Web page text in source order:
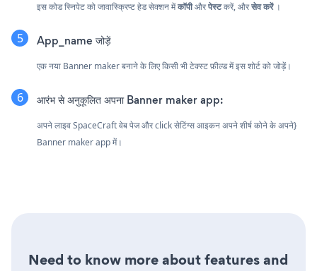
इस कोड स्निपेट को जावास्क्रिप्ट हेड सेक्शन मेंकॉपीऔरपेस्टकरें, औरसेव करें।
App_name जोड़ें
एक नया Banner maker बनाने के लिए किसी भी टेक्स्ट फ़ील्ड में इस शोर्ट को जोड़ें।
आरंभ से अनुकूलित अपना Banner maker app:
अपने लाइव SpaceCraft वेब पेज और click सेटिंग्स आइकनअपने शीर्ष कोने के अपने}
Banner maker app में।
Need to know more about features and